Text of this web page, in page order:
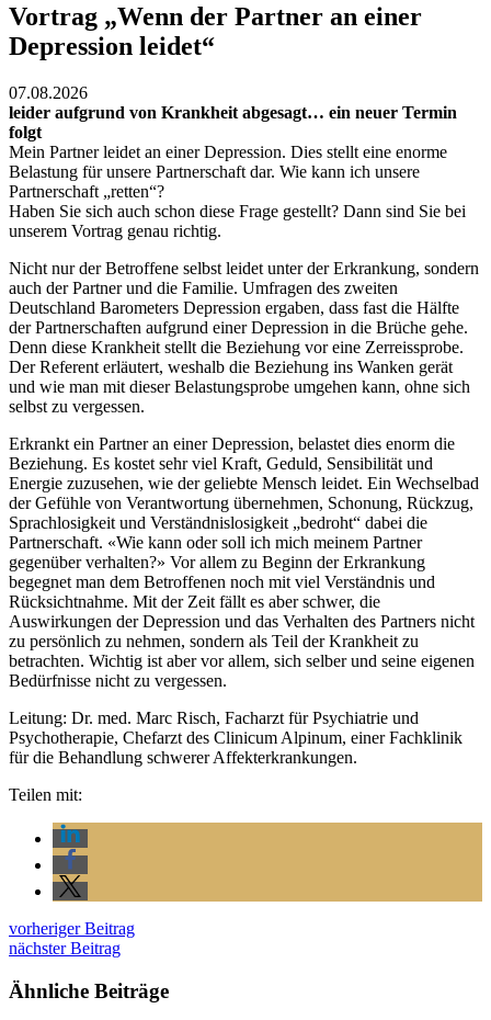
Vortrag „Wenn der Partner an einer
Depression leidet“
07.08.2026
leider aufgrund von Krankheit abgesagt… ein neuer Termin
folgt
Mein Partner leidet an einer Depression. Dies stellt eine enorme
Belastung für unsere Partnerschaft dar. Wie kann ich unsere
Partnerschaft „retten“?
Haben Sie sich auch schon diese Frage gestellt? Dann sind Sie bei
unserem Vortrag genau richtig.
Nicht nur der Betroffene selbst leidet unter der Erkrankung, sondern
auch der Partner und die Familie. Umfragen des zweiten
Deutschland Barometers Depression ergaben, dass fast die Hälfte
der Partnerschaften aufgrund einer Depression in die Brüche gehe.
Denn diese Krankheit stellt die Beziehung vor eine Zerreissprobe.
Der Referent erläutert, weshalb die Beziehung ins Wanken gerät
und wie man mit dieser Belastungsprobe umgehen kann, ohne sich
selbst zu vergessen.
Erkrankt ein Partner an einer Depression, belastet dies enorm die
Beziehung. Es kostet sehr viel Kraft, Geduld, Sensibilität und
Energie zuzusehen, wie der geliebte Mensch leidet. Ein Wechselbad
der Gefühle von Verantwortung übernehmen, Schonung, Rückzug,
Sprachlosigkeit und Verständnislosigkeit „bedroht“ dabei die
Partnerschaft. «Wie kann oder soll ich mich meinem Partner
gegenüber verhalten?» Vor allem zu Beginn der Erkrankung
begegnet man dem Betroffenen noch mit viel Verständnis und
Rücksichtnahme. Mit der Zeit fällt es aber schwer, die
Auswirkungen der Depression und das Verhalten des Partners nicht
zu persönlich zu nehmen, sondern als Teil der Krankheit zu
betrachten. Wichtig ist aber vor allem, sich selber und seine eigenen
Bedürfnisse nicht zu vergessen.
Leitung: Dr. med. Marc Risch, Facharzt für Psychiatrie und
Psychotherapie, Chefarzt des Clinicum Alpinum, einer Fachklinik
für die Behandlung schwerer Affekterkrankungen.
Teilen mit:
vorheriger Beitrag
nächster Beitrag
Ähnliche Beiträge